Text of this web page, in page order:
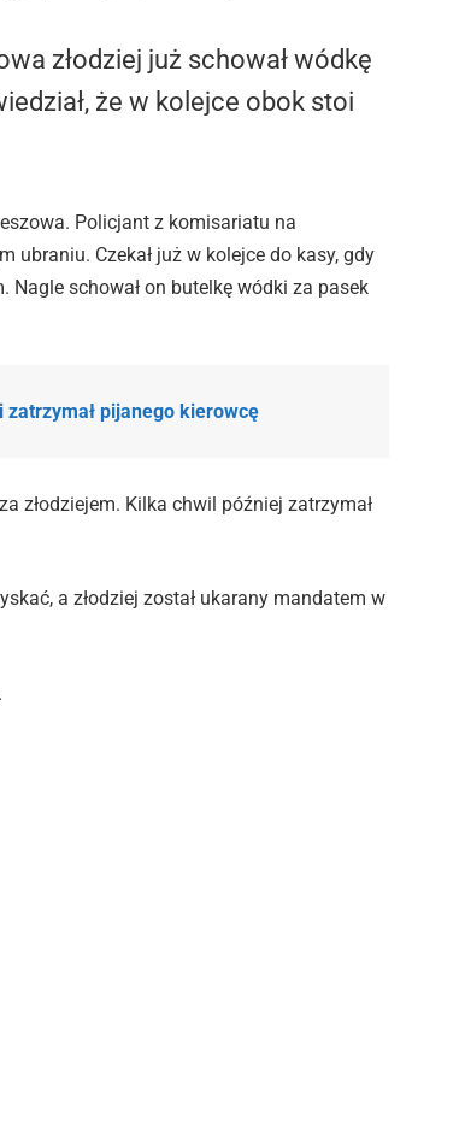
złodziej już schował wódkę
że w kolejce obok stoi
Policjant z komisariatu na
ubraniu. Czekał już w kolejce do kasy, gdy
Nagle schował on butelkę wódki za pasek
zatrzymał pijanego kierowcę
złodziejem. Kilka chwil później zatrzymał
a złodziej został ukarany mandatem w